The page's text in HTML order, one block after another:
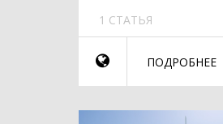
1 СТАТЬЯ
ПОДРОБНЕЕ